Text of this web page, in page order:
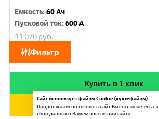
Фильтр
Емкость:60 Ач
Пусковой ток:600 A
11 070руб.
10 530руб.
Купить в 1 клик
Добавить в корзину
Сайт использует файлы Cookie (куки-файлы)
Продолжая использовать сайт Вы соглашаетесь на
сбор данных о Вашем посещении сайта.